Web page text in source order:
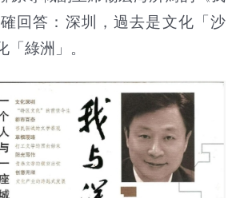
回答：深圳，過去是文化「沙
「綠洲」。